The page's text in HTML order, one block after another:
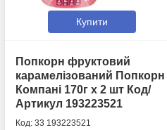
Купити
Попкорн фруктовий
карамелізований Попкорн
Компані 170г х 2 шт Код/
Артикул 193223521
33 193223521